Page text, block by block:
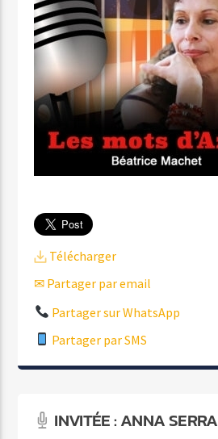
Télécharger
✉ Partager par email
Partager sur WhatsApp
Partager par SMS
INVITÉE : ANNA SERRA